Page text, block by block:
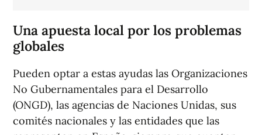
Una apuesta local por los problemas
globales
Pueden optar a estas ayudas las Organizaciones
No Gubernamentales para el Desarrollo
(ONGD), las agencias de Naciones Unidas, sus
comités nacionales y las entidades que las